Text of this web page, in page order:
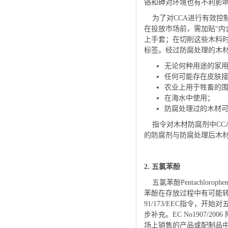
铬和砷对环境也有不利影
为了对CCA进行有效控
在投放市场前，需加贴“
上手套；在切削这些木料
标签。经过防腐处理的木
无论何种用途的家
任何可能存在皮肤
农业上用于牲畜的
在海水中使用；
防腐处理过的木材
指令对木材防腐剂中
的防腐剂与防腐处理后木
2. 五氯苯酚
五氯苯酚
苯酚在存放过程中有可能
91/173/EEC指令，开始对
步补充。EC No1907/2006
场上销售的产品或配制品